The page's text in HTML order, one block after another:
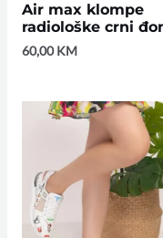
Air max klompe
radiološke crni
60,00KM